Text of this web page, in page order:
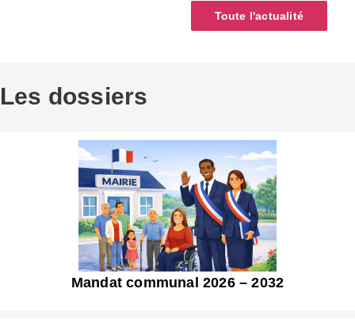
Toute l'actualité
Les dossiers
Mandat communal 2026 – 2032